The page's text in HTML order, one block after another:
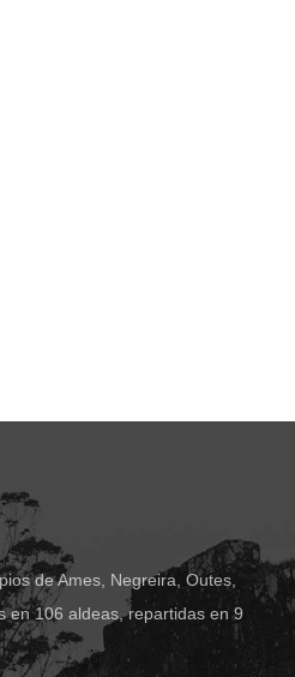
de Ames, Negreira, Outes,
en 106 aldeas, repartidas en 9